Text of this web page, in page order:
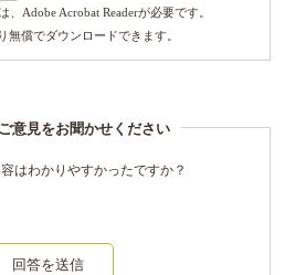
Adobe Acrobat Readerが必要です。
無償でダウンロードできます。
意見をお聞かせください
はわかりやすかったですか？
回答を送信